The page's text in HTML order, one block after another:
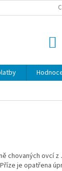
chovaných ovcí
je opatřena